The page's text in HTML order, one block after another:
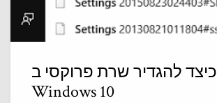
כיצד להגדיר שרת פרוקסי ב-
Windows 10